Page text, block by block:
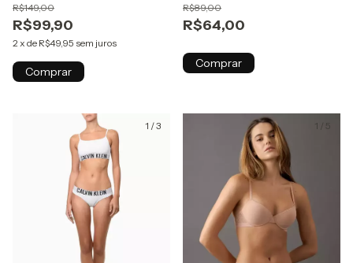
R$99,90
R$149,00
2 x de R$49,95 sem juros
Comprar
R$64,00
R$89,00
Comprar
1 /3 1 / 5